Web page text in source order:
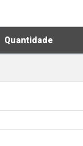
Quantidade